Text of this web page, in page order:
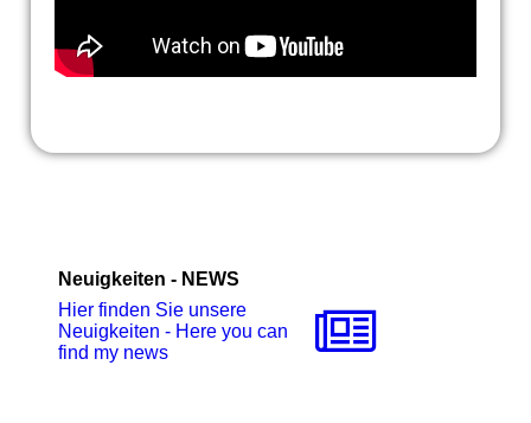
Neuigkeiten - NEWS
Hier finden Sie unsere
Neuigkeiten - Here you can
find my news